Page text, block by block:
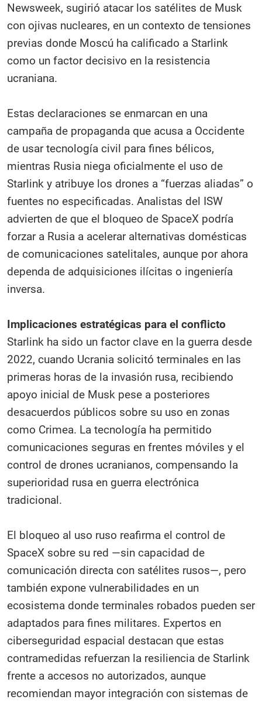
Newsweek, sugirió atacar los satélites de Musk
con ojivas nucleares, en un contexto de tensiones
previas donde Moscú ha calificado a Starlink
como un factor decisivo en la resistencia
ucraniana.
Estas declaraciones se enmarcan en una
campaña de propaganda que acusa a Occidente
de usar tecnología civil para fines bélicos,
mientras Rusia niega oficialmente el uso de
Starlink y atribuye los drones a “fuerzas aliadas” o
fuentes no especificadas. Analistas del ISW
advierten de que el bloqueo de SpaceX podría
forzar a Rusia a acelerar alternativas domésticas
de comunicaciones satelitales, aunque por ahora
dependa de adquisiciones ilícitas o ingeniería
inversa.
Implicaciones estratégicas para el conflicto
Starlink ha sido un factor clave en la guerra desde
2022, cuando Ucrania solicitó terminales en las
primeras horas de la invasión rusa, recibiendo
apoyo inicial de Musk pese a posteriores
desacuerdos públicos sobre su uso en zonas
como Crimea. La tecnología ha permitido
comunicaciones seguras en frentes móviles y el
control de drones ucranianos, compensando la
superioridad rusa en guerra electrónica
tradicional.
El bloqueo al uso ruso reafirma el control de
SpaceX sobre su red —sin capacidad de
comunicación directa con satélites rusos—, pero
también expone vulnerabilidades en un
ecosistema donde terminales robados pueden ser
adaptados para fines militares. Expertos en
ciberseguridad espacial destacan que estas
contramedidas refuerzan la resiliencia de Starlink
frente a accesos no autorizados, aunque
recomiendan mayor integración con sistemas de